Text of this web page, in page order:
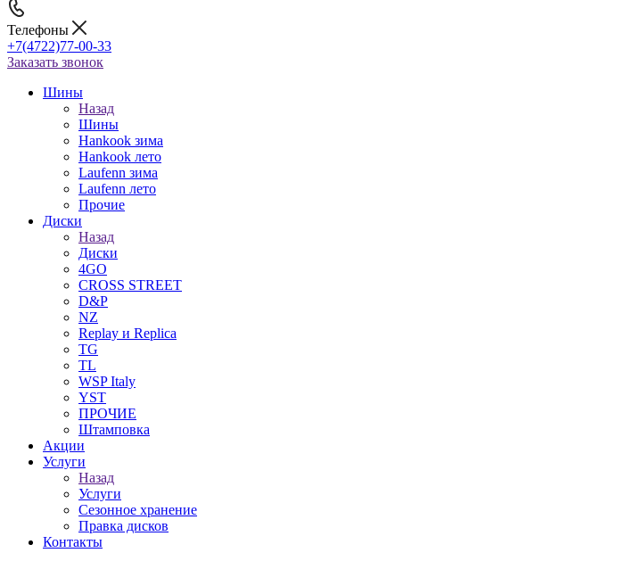
Телефоны
+7(4722)77-00-33
Заказать звонок
Шины
Назад
Шины
Hankook зима
Hankook лето
Laufenn зима
Laufenn лето
Прочие
Диски
Назад
Диски
4GO
CROSS STREET
D&P
NZ
Replay и Replica
TG
TL
WSP Italy
YST
ПРОЧИЕ
Штамповка
Акции
Услуги
Назад
Услуги
Сезонное хранение
Правка дисков
Контакты